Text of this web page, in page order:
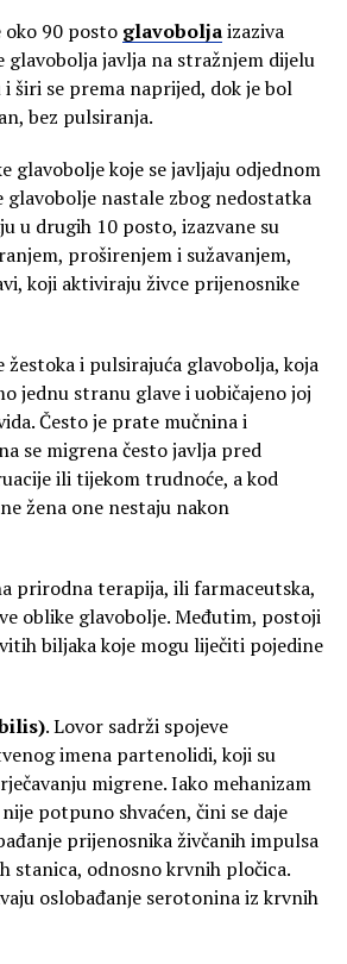
oko 90 posto glavoboljaizaziva
glavobolja javlja na stražnjem dijelu
širi se prema naprijed, dok je bol
bez pulsiranja.
glavobolje koje se javljaju odjednom
glavobolje nastale zbog nedostatka
u drugih 10 posto, izazvane su
proširenjem i sužavanjem,
koji aktiviraju živce prijenosnike
žestoka i pulsirajuća glavobolja, koja
jednu stranu glave i uobičajeno joj
Često je prate mučnina i
se migrena često javlja pred
ili tijekom trudnoće, a kod
žena one nestaju nakon
prirodna terapija, ili farmaceutska,
oblike glavobolje. Međutim, postoji
biljaka koje mogu liječiti pojedine
. Lovor sadrži spojeve
imena partenolidi, koji su
migrene. Iako mehanizam
potpuno shvaćen, čini se daje
prijenosnika živčanih impulsa
stanica, odnosno krvnih pločica.
oslobađanje serotonina iz krvnih